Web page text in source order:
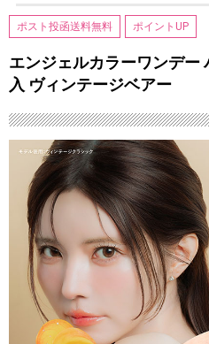
ポスト投函送料無料 ポイントUP
エンジェルカラーワンデー
入 ヴィンテージベアー